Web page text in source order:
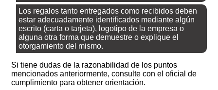
Los regalos tanto entregados como recibidos deben
estar adecuadamente identificados mediante algún
escrito (carta o tarjeta), logotipo de la empresa o
alguna otra forma que demuestre o explique el
otorgamiento del mismo.
Si tiene dudas de la razonabilidad de los puntos
mencionados anteriormente, consulte con el oficial de
cumplimiento para obtener orientación.